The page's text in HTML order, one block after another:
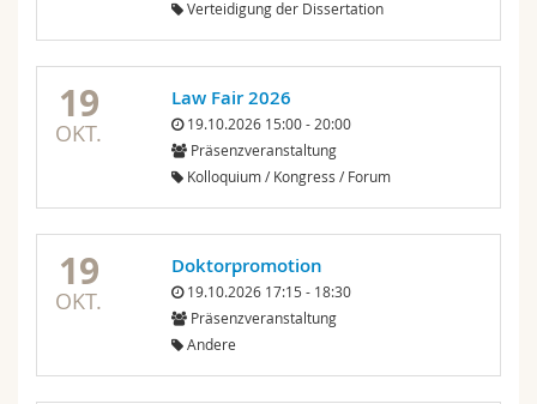
Verteidigung der Dissertation
19
OKT.
Law Fair 2026
19.10.2026 15:00 - 20:00
Präsenzveranstaltung
Kolloquium / Kongress / Forum
19
OKT.
Doktorpromotion
19.10.2026 17:15 - 18:30
Präsenzveranstaltung
Andere